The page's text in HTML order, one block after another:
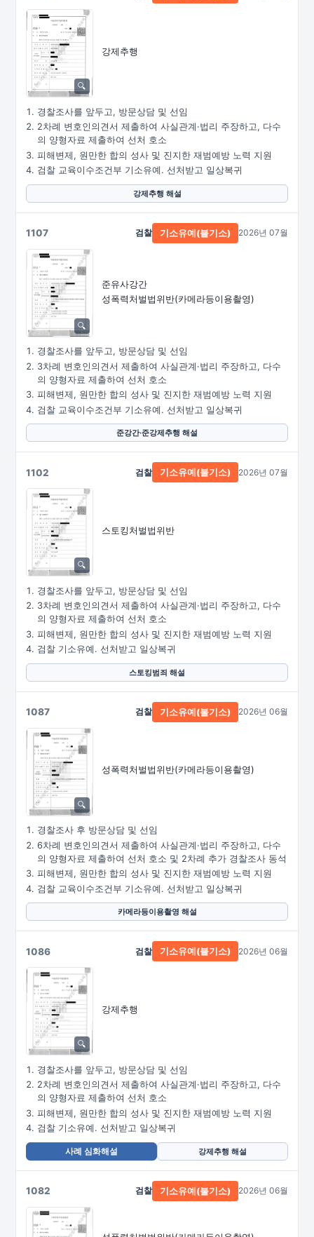
강제추행
경찰조사를 앞두고, 방문상담 및 선임
2차례 변호인의견서 제출하여 사실관계·법리 주장하고, 다수
의 양형자료 제출하여 선처 호소
피해변제, 원만한 합의 성사 및 진지한 재범예방 노력 지원
검찰 교육이수조건부 기소유예. 선처받고 일상복귀
강제추행 해설
1107
준유사강간
성폭력처벌법위반(카메라등이용촬영)
검찰 기소유예(불기소) 2026년 07월
경찰조사를 앞두고, 방문상담 및 선임
3차례 변호인의견서 제출하여 사실관계·법리 주장하고, 다수
의 양형자료 제출하여 선처 호소
피해변제, 원만한 합의 성사 및 진지한 재범예방 노력 지원
검찰 교육이수조건부 기소유예. 선처받고 일상복귀
준강간·준강제추행 해설
1102
스토킹처벌법위반
검찰 기소유예(불기소) 2026년 07월
경찰조사를 앞두고, 방문상담 및 선임
3차례 변호인의견서 제출하여 사실관계·법리 주장하고, 다수
의 양형자료 제출하여 선처 호소
피해변제, 원만한 합의 성사 및 진지한 재범예방 노력 지원
검찰 기소유예. 선처받고 일상복귀
스토킹범죄 해설
1087
성폭력처벌법위반(카메라등이용촬영)
검찰 기소유예(불기소) 2026년 06월
경찰조사 후 방문상담 및 선임
6차례 변호인의견서 제출하여 사실관계·법리 주장하고, 다수
의 양형자료 제출하여 선처 호소 및 2차례 추가 경찰조사 동석
피해변제, 원만한 합의 성사 및 진지한 재범예방 노력 지원
검찰 교육이수조건부 기소유예. 선처받고 일상복귀
카메라등이용촬영 해설
1086
강제추행
검찰 기소유예(불기소) 2026년 06월
경찰조사를 앞두고, 방문상담 및 선임
2차례 변호인의견서 제출하여 사실관계·법리 주장하고, 다수
의 양형자료 제출하여 선처 호소
피해변제, 원만한 합의 성사 및 진지한 재범예방 노력 지원
검찰 기소유예. 선처받고 일상복귀
사례 심화해설 강제추행 해설
1082 검찰 기소유예(불기소) 2026년 06월